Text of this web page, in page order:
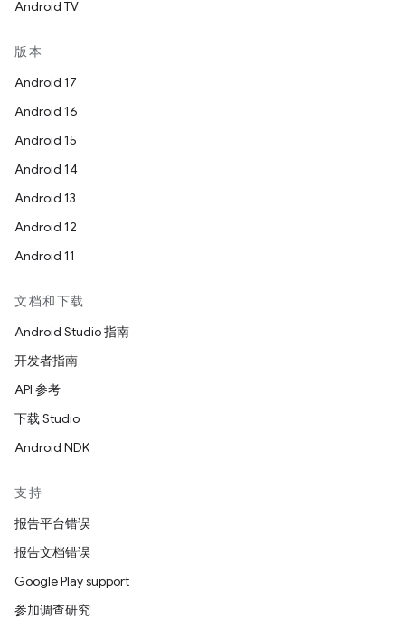
Android TV
版本
Android 17
Android 16
Android 15
Android 14
Android 13
Android 12
Android 11
文档和下载
Android Studio 指南
开发者指南
API 参考
下载 Studio
Android NDK
支持
报告平台错误
报告文档错误
Google Play support
参加调查研究